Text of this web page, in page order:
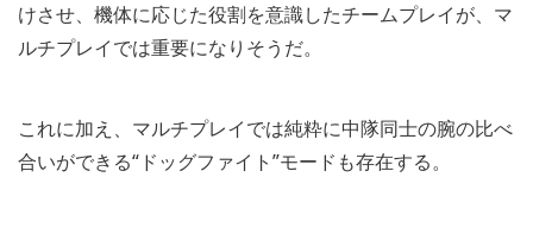
けさせ、機体に応じた役割を意識したチームプレイが、マ
ルチプレイでは重要になりそうだ。
これに加え、マルチプレイでは純粋に中隊同士の腕の比べ
合いができる“ドッグファイト”モードも存在する。